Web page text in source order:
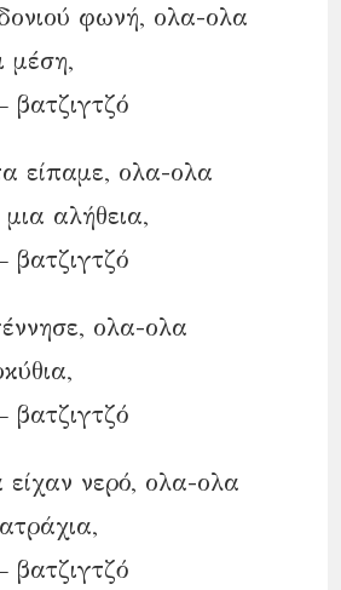
φωνή, ολα-ολα
μέση,
βατζιγτζό
είπαμε, ολα-ολα
αλήθεια,
βατζιγτζό
ολα-ολα
βατζιγτζό
είχαν νερό, ολα-ολα
βατζιγτζό